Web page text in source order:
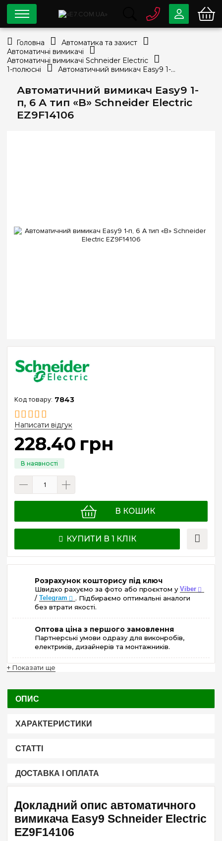
Автоматичний вимикач Easy9 1-
п, 6 А тип «B» Schneider Electric
EZ9F14106
7843
Написати відгук
228.40 грн
В КОШИК
КУПИТИ В 1 КЛІК
Розрахунок кошторису під ключ
Швидко рахуємо за фото або проєктом у Viber
/ Telegram
. Підбираємо оптимальні аналоги
без втрати якості.
Оптова ціна з першого замовлення
Партнерські умови одразу для виконробів,
електриків, дизайнерів та монтажників.
+ Показати ще
ОПИС
ХАРАКТЕРИСТИКИ
СТАТТІ
ДОСТАВКА І ОПЛАТА
Докладний опис автоматичного
вимикача Easy9 Schneider Electric
EZ9F14106
0 800 33-63-07
info@e7.com.ua
044334-79-78
Viber Telegram
Головна
Автоматика та захист
Автоматичні вимикачі
Автоматичні вимикачі Schneider Electric
1-полюсні
Автоматичний вимикач Easy9 1-п, 6 А тип «B» Schneider Electric EZ9F14106